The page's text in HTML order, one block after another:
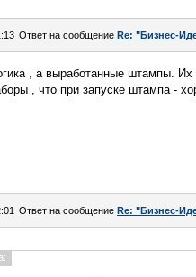
Ответ на сообщение Re: "Бизнес-
, а выработанные штампы. Их
, что при запуске штампа -
Ответ на сообщение Re: "Бизнес-